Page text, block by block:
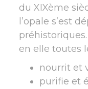
du XIXème
l’opale s’est
en elle toutes
nourrit et
purifie et